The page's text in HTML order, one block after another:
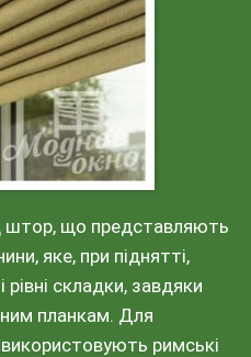
штор, що представляють
яке, при піднятті,
рівні складки, завдяки
планкам. Для
римські